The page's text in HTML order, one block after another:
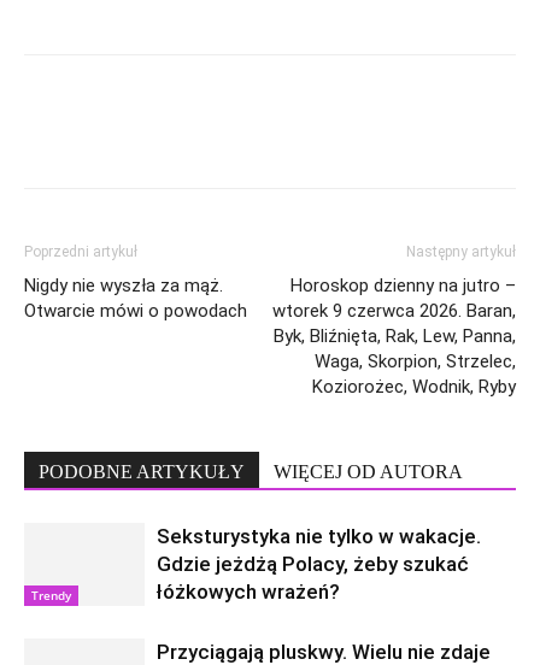
Poprzedni artykuł
Nigdy nie wyszła za mąż.
Otwarcie mówi o powodach
Następny artykuł
Horoskop dzienny na jutro –
wtorek 9 czerwca 2026. Baran,
Byk, Bliźnięta, Rak, Lew, Panna,
Waga, Skorpion, Strzelec,
Koziorożec, Wodnik, Ryby
PODOBNE ARTYKUŁY WIĘCEJ OD AUTORA
Trendy
Seksturystyka nie tylko w wakacje.
Gdzie jeżdżą Polacy, żeby szukać
łóżkowych wrażeń?
Przyciągają pluskwy. Wielu nie zdaje